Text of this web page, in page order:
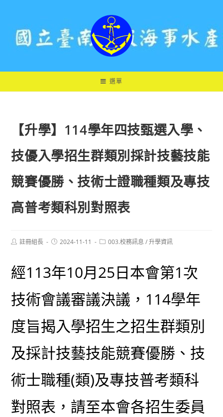
選單
【升學】114學年四技甄選入學、
技優入學招生群類別採計技藝技能
競賽優勝、技術士證職種類及專技
高普考類科別對照表
Post註冊組長
Post2024-11-11
Post003.校務訊息 / 升學資訊
經113年10月25日本會第1次
技術會議審議決議，114學年
度旨揭入學招生之招生群類別
及採計技藝技能競賽優勝、技
術士職種(類)及專技普考類科
對照表，請至本會各招生委員